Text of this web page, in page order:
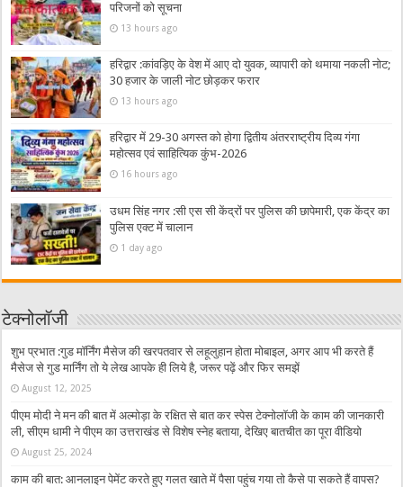
परिजनों को सूचना
13 hours ago
हरिद्वार :कांवड़िए के वेश में आए दो युवक, व्यापारी को थमाया नकली नोट;
30 हजार के जाली नोट छोड़कर फरार
13 hours ago
हरिद्वार में 29-30 अगस्त को होगा द्वितीय अंतरराष्ट्रीय दिव्य गंगा
महोत्सव एवं साहित्यिक कुंभ-2026
16 hours ago
उधम सिंह नगर :सी एस सी केंद्रों पर पुलिस की छापेमारी, एक केंद्र का
पुलिस एक्ट में चालान
1 day ago
टेक्नोलॉजी
शुभ प्रभात :गुड मॉर्निंग मैसेज की खरपतवार से लहूलुहान होता मोबाइल, अगर आप भी करते हैं
मैसेज से गुड मार्निंग तो ये लेख आपके ही लिये है, जरूर पढ़ें और फिर समझें
August 12, 2025
पीएम मोदी ने मन की बात में अल्मोड़ा के रक्षित से बात कर स्पेस टेक्नोलॉजी के काम की जानकारी
ली, सीएम धामी ने पीएम का उत्तराखंड से विशेष स्नेह बताया, देखिए बातचीत का पूरा वीडियो
August 25, 2024
काम की बात: आनलाइन पेमेंट करते हुए गलत खाते में पैसा पहुंच गया तो कैसे पा सकते हैं वापस?